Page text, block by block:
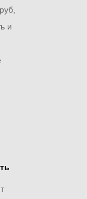
и